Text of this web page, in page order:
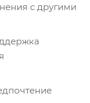
с другими